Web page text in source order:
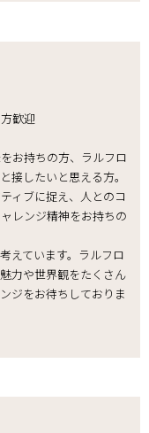
歓迎
お持ちの方、ラルフロ
接したいと思える方。
ィブに捉え、人とのコ
レンジ精神をお持ちの
えています。ラルフロ
力や世界観をたくさん
ジをお待ちしておりま